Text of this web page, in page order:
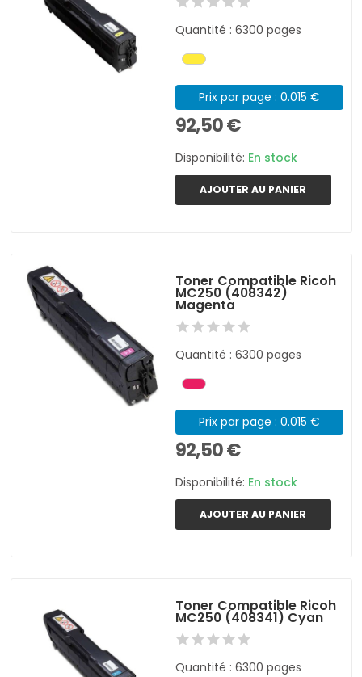
Quantité : 6300 pages
Prix par page : 0.015 €
92,50 €
Disponibilité: En stock
AJOUTER AU PANIER
Toner Compatible Ricoh
MC250 (408342)
Magenta
Quantité : 6300 pages
Prix par page : 0.015 €
92,50 €
Disponibilité: En stock
AJOUTER AU PANIER
Toner Compatible Ricoh
MC250 (408341) Cyan
Quantité : 6300 pages